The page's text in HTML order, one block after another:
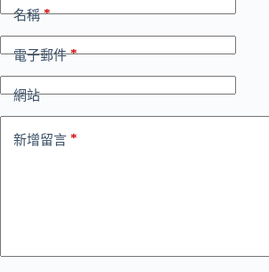
名稱*
電子郵件*
網站
新增留言 *